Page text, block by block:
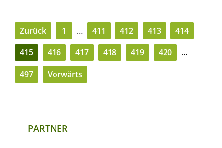
Zurück 1 … 411 412 413
414
415
416 417 418 419 420
…
497
Vorwärts
PARTNER